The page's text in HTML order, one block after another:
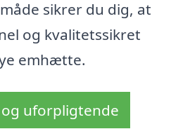
sikrer du dig, at
og kvalitetssikret
emhætte.
uforpligtende